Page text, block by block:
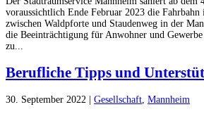
voraussichtlich Ende Februar 2023 die Fahrbahn
zwischen Waldpforte und Staudenweg in der
die Beeinträchtigung für Anwohner und
zu...
Berufliche Tipps und
30. September 2022 | Gesellschaft Mannheim